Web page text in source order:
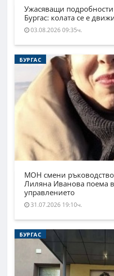
Ужасяващи подробности
Бургас: колата се е
03.08.2026 09:35ч.
БУРГАС
МОН смени
Лиляна Иванова поема
управлението
31.07.2026 19:10ч.
БУРГАС